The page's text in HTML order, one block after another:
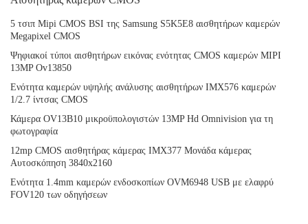
5 τσιπ Mipi CMOS BSI της Samsung S5K5E8 αισθητήρων καμερών
Megapixel CMOS
Ψηφιακοί τύποι αισθητήρων εικόνας ενότητας CMOS καμερών MIPI
13MP Ov13850
Ενότητα καμερών υψηλής ανάλυσης αισθητήρων IMX576 καμερών
1/2.7 ίντσας CMOS
Κάμερα OV13B10 μικροϋπολογιστών 13MP Hd Omnivision για τη
φωτογραφία
12mp CMOS αισθητήρας κάμερας IMX377 Μονάδα κάμερας
Αυτοσκόπηση 3840x2160
Ενότητα 1.4mm καμερών ενδοσκοπίων OVM6948 USB με ελαφρύ
FOV120 των οδηγήσεων